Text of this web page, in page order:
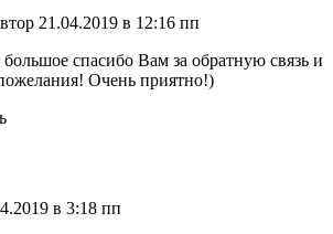
21.04.2019 в 12:16 пп
большое спасибо Вам за обратную связь и
Очень приятно!)
в 3:18 пп